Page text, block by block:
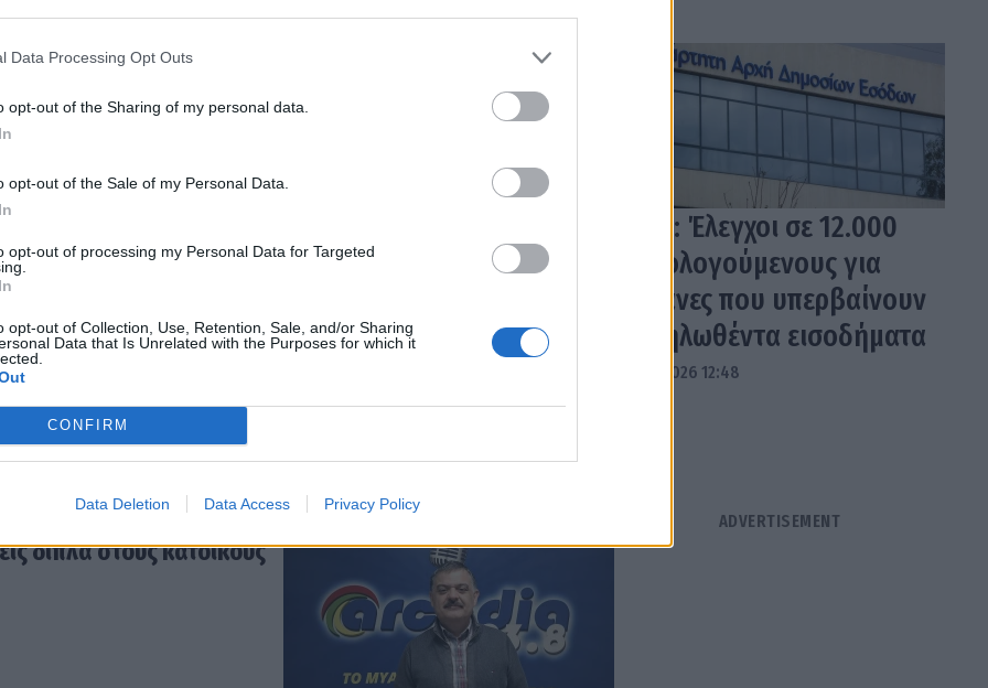
Data Processing Opt Outs
opt-out of the Sharing of my personal data.
opt-out of the Sale of my Personal Data.
opt-out of processing my Personal Data for Targeted
opt-out of Collection, Use, Retention, Sale, and/or Sharing
Data that Is Unrelated with the Purposes for which it
CONFIRM
Data Deletion Data Access Privacy Policy
«κομματικού στρατού»
ελάτων σε Μαίναλο
Γεωργία
δίπλα στους κατοίκους
ΑΑΔΕ: Έλεγχοι σε 12.000
φορολογούμενους για
δαπάνες που υπερβαίνουν
τα δηλωθέντα εισοδήματα
04.08.2026 12:48